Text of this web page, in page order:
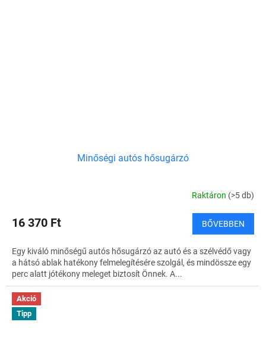
Minőségi autós hősugárzó
Raktáron (>5 db)
16 370 Ft BŐVEBBEN
Egy kiváló minőségű autós hősugárzó az autó és a szélvédő vagy
a hátsó ablak hatékony felmelegítésére szolgál, és mindössze egy
perc alatt jótékony meleget biztosít Önnek. A...
Akció
Tipp